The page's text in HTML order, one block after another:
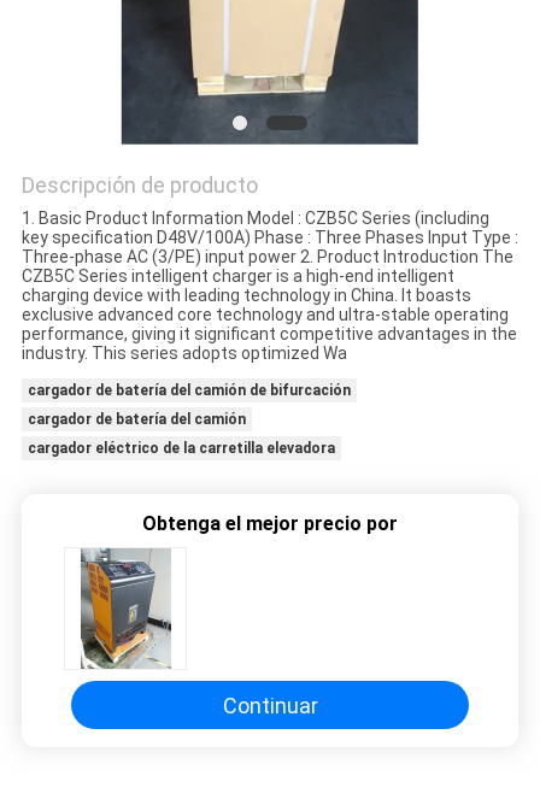
Descripción de producto
1. Basic Product Information Model : CZB5C Series (including
key specification D48V/100A) Phase : Three Phases Input Type :
Three-phase AC (3/PE) input power 2. Product Introduction The
CZB5C Series intelligent charger is a high-end intelligent
charging device with leading technology in China. It boasts
exclusive advanced core technology and ultra-stable operating
performance, giving it significant competitive advantages in the
industry. This series adopts optimized Wa
cargador de batería del camión de bifurcación
cargador de batería del camión
cargador eléctrico de la carretilla elevadora
Obtenga el mejor precio por
Continuar